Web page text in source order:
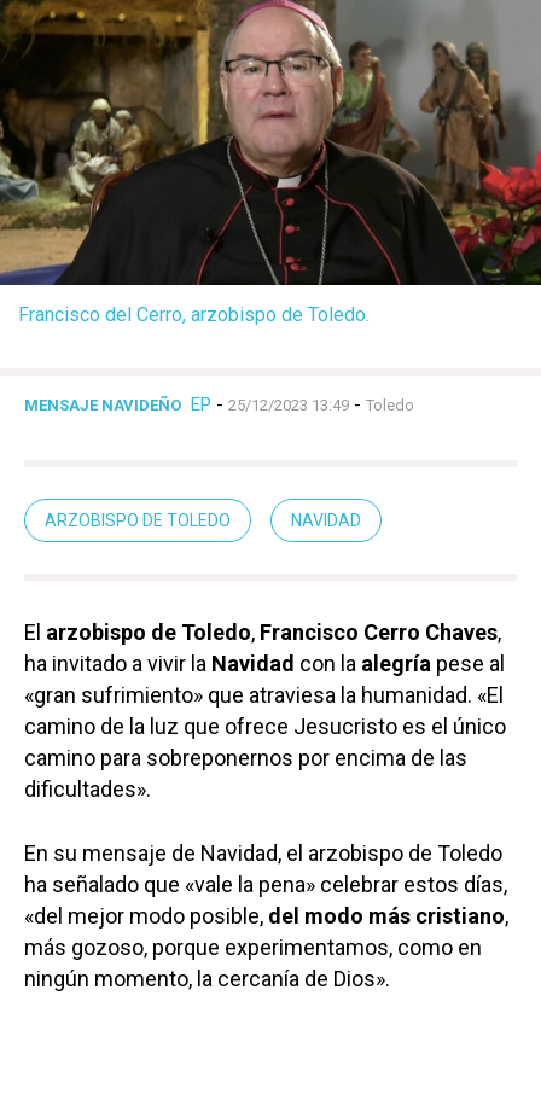
Francisco del Cerro, arzobispo de Toledo.
MENSAJE NAVIDEÑO EP - 25/12/2023 13:49 - Toledo
ARZOBISPO DE TOLEDO NAVIDAD
El arzobispo de Toledo, Francisco Cerro Chaves,
ha invitado a vivir la Navidad con la alegría pese al
«gran sufrimiento» que atraviesa la humanidad. «El
camino de la luz que ofrece Jesucristo es el único
camino para sobreponernos por encima de las
dificultades».
En su mensaje de Navidad, el arzobispo de Toledo
ha señalado que «vale la pena» celebrar estos días,
«del mejor modo posible, del modo más cristiano,
más gozoso, porque experimentamos, como en
ningún momento, la cercanía de Dios».